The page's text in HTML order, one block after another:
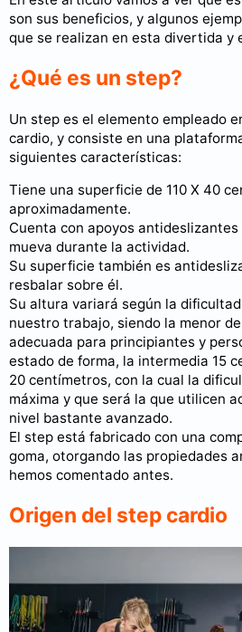
son sus beneficios, y algunos
que se realizan en esta divertida y
¿Qué es un step?
Un step es el elemento empleado
cardio, y consiste en una
siguientes características:
Tiene una superficie de 110 X 40
aproximadamente.
Cuenta con apoyos
mueva durante la actividad.
Su superficie también es
resbalar sobre él.
Su altura variará según la
nuestro trabajo, siendo la menor
adecuada para principiantes y
estado de forma, la intermedia 15
20 centímetros, con la cual la
máxima y que será la que utilicen
nivel bastante avanzado.
El step está fabricado con una
goma, otorgando las propiedades
hemos comentado antes.
Origen del step cardio